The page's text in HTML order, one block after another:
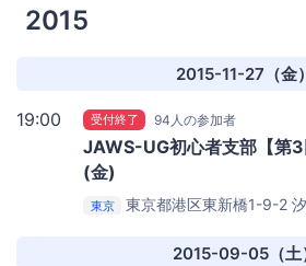
2015
2015-11-27（金）
19:00 受付終了 94人の参加者
JAWS-UG初心者支部【第
(金)
東京 東京都港区東新橋1-9-2
2015-09-05（土